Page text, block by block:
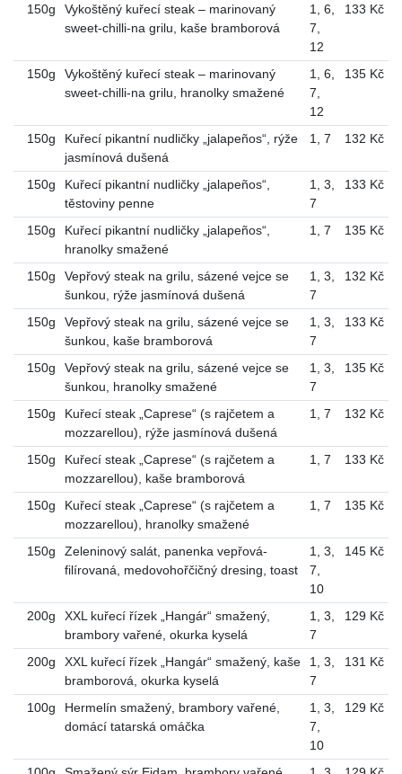
150g
Vykoštěný kuřecí steak – marinovaný
sweet-chilli-na grilu, kaše bramborová
1 6
7
12
133 Kč
150g
Vykoštěný kuřecí steak – marinovaný
sweet-chilli-na grilu, hranolky smažené
1 6
7
12
135 Kč
150g
Kuřecí pikantní nudličky „jalapeños“, rýže
jasmínová dušená
1 7 132 Kč
150g
Kuřecí pikantní nudličky „jalapeños“,
těstoviny penne
1 3
7
133 Kč
150g
Kuřecí pikantní nudličky „jalapeños“,
hranolky smažené
1 7 135 Kč
150g
Vepřový steak na grilu, sázené vejce se
šunkou, rýže jasmínová dušená
1 3
7
132 Kč
150g
Vepřový steak na grilu, sázené vejce se
šunkou, kaše bramborová
1 3
7
133 Kč
150g
Vepřový steak na grilu, sázené vejce se
šunkou, hranolky smažené
1 3
7
135 Kč
150g
Kuřecí steak „Caprese“ (s rajčetem a
mozzarellou), rýže jasmínová dušená
1 7 132 Kč
150g
Kuřecí steak „Caprese“ (s rajčetem a
mozzarellou), kaše bramborová
1 7 133 Kč
150g
Kuřecí steak „Caprese“ (s rajčetem a
mozzarellou), hranolky smažené
1 7 135 Kč
150g
Zeleninový salát, panenka vepřová-
filírovaná, medovohořčičný dresing, toast
1 3
7
10
145 Kč
200g
XXL kuřecí řízek „Hangár“ smažený,
brambory vařené, okurka kyselá
1 3
7
129 Kč
200g
XXL kuřecí řízek „Hangár“ smažený, kaše
bramborová, okurka kyselá
1 3
7
131 Kč
100g
Hermelín smažený, brambory vařené,
domácí tatarská omáčka
1 3
7
10
129 Kč